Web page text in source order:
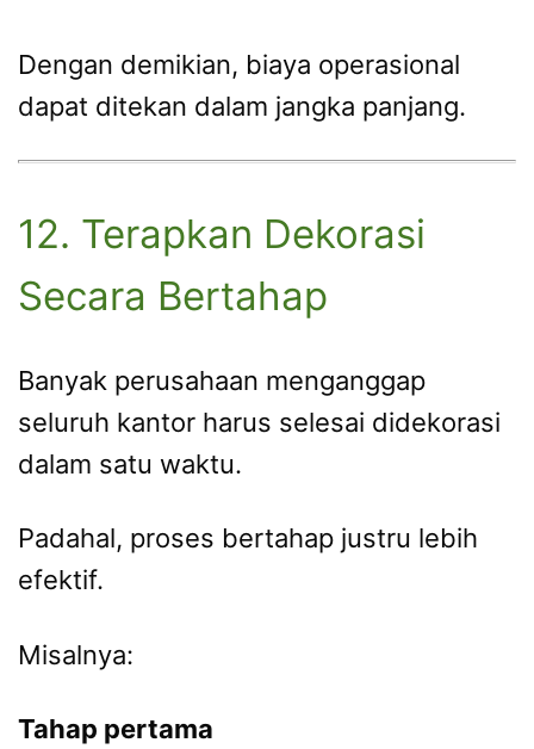
Dengan demikian, biaya operasional
dapat ditekan dalam jangka panjang.
12. Terapkan Dekorasi
Secara Bertahap
Banyak perusahaan menganggap
seluruh kantor harus selesai didekorasi
dalam satu waktu.
Padahal, proses bertahap justru lebih
efektif.
Misalnya:
Tahap pertama